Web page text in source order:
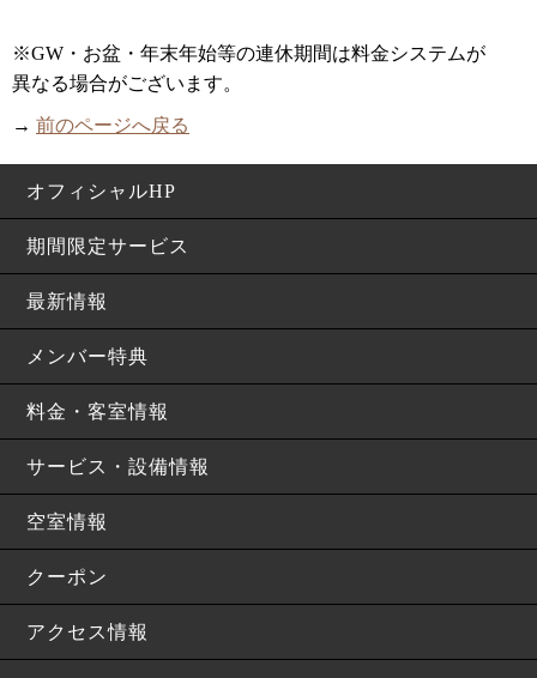
※GW・お盆・年末年始等の連休期間は料金システムが
異なる場合がございます。
→ 前のページへ戻る
オフィシャルHP
期間限定サービス
最新情報
メンバー特典
料金・客室情報
サービス・設備情報
空室情報
クーポン
アクセス情報